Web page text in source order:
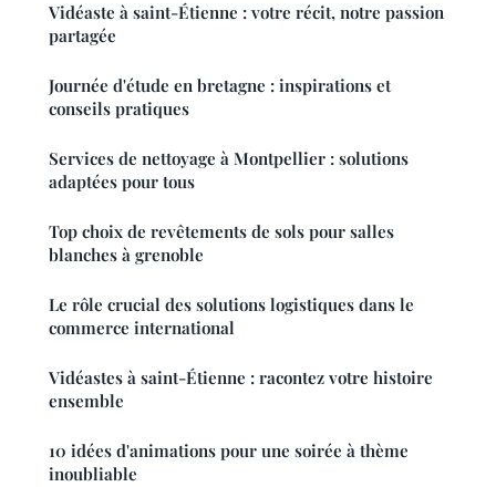
Vidéaste à saint-Étienne : votre récit, notre passion
partagée
Journée d'étude en bretagne : inspirations et
conseils pratiques
Services de nettoyage à Montpellier : solutions
adaptées pour tous
Top choix de revêtements de sols pour salles
blanches à grenoble
Le rôle crucial des solutions logistiques dans le
commerce international
Vidéastes à saint-Étienne : racontez votre histoire
ensemble
10 idées d'animations pour une soirée à thème
inoubliable